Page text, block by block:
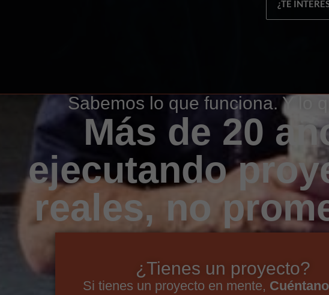
¿TE
Sabemos lo que funciona. Y lo
Más de 20
ejecutando
reales, no
¿Tienes un proyecto?
Si tienes un proyecto en mente,